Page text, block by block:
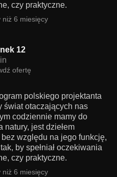
czy praktyczne.
niż 6 miesięcy
12
ofertę
polskiego projektanta
świat otaczających nas
codziennie mamy do
jest dziełem
względu na jego funkcję,
by spełniał oczekiwania
czy praktyczne.
niż 6 miesięcy